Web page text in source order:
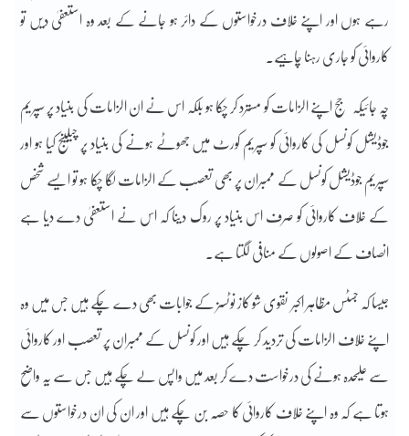
رہے ہوں اور اپنے خلاف درخواستوں کے دائر ہو جانے کے بعد وہ استعفیٰ دیں تو
کاروائی کو جاری رہنا چاہیے۔
چہ جائیکہ جج اپنے الزامات کو مسترد کر چکا ہو بلکہ اس نے ان الزامات کی بنیاد پر سپریم
جوڈیشل کونسل کی کاروائی کو سپریم کورٹ میں جھوٹے ہونے کی بنیاد پر چیلینج کیا ہو اور
سپریم جوڈیشل کونسل کے ممبران پر بھی تعصب کے الزامات لگا چکا ہو تو ایسے شخص
کے خلاف کاروائی کو صرف اس بنیاد پر روک دینا کہ اس نے استعفیٰ دے دیا ہے
انصاف کے اصولوں کے منافی لگتا ہے۔
جیسا کہ جسٹس مظاہر اکبر نقوی شو کاز نوٹسز کے جوابات بھی دے چکے ہیں جس میں وہ
اپنے خلاف الزامات کی تردید کر چکے ہیں اور کونسل کے ممبران پر تعصب اور کاروائی
سے علیحدہ ہونے کی درخواست دے کر بعد میں واپس لے چکے ہیں جس سے یہ واضح
ہوتا ہے کہ وہ اپنے خلاف کاروائی کا حصہ بن چکے ہیں اور ان کی ان درخواستوں سے